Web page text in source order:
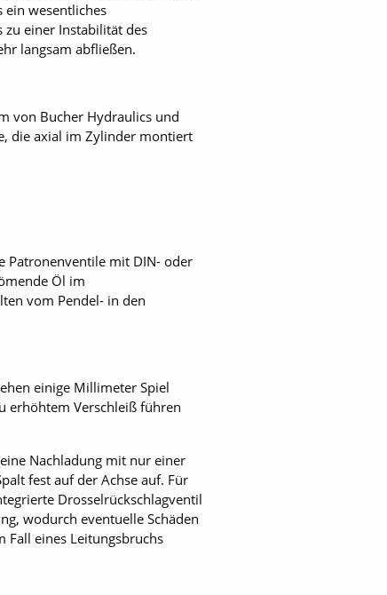
ein wesentliches
zu einer Instabilität des
langsam abfließen.
von Bucher Hydraulics und
die axial im Zylinder montiert
Patronenventile mit DIN- oder
Öl im
vom Pendel- in den
einige Millimeter Spiel
erhöhtem Verschleiß führen
Nachladung mit nur einer
fest auf der Achse auf. Für
Drosselrückschlagventil
wodurch eventuelle Schäden
Fall eines Leitungsbruchs